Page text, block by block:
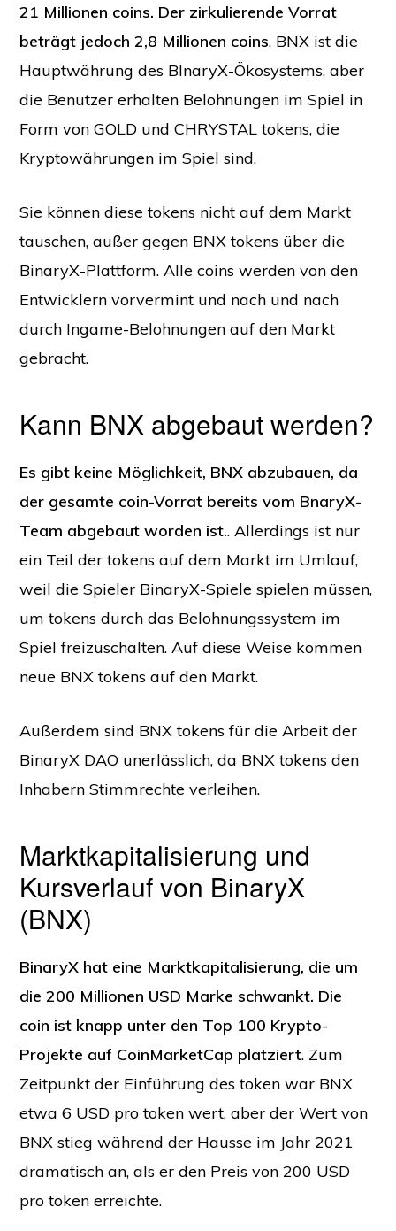
21 Millionen coins. Der zirkulierende Vorrat
beträgt jedoch 2,8 Millionen coins. BNX ist die
Hauptwährung des BInaryX-Ökosystems, aber
die Benutzer erhalten Belohnungen im Spiel in
Form von GOLD und CHRYSTAL tokens, die
Kryptowährungen im Spiel sind.
Sie können diese tokens nicht auf dem Markt
tauschen, außer gegen BNX tokens über die
BinaryX-Plattform. Alle coins werden von den
Entwicklern vorvermint und nach und nach
durch Ingame-Belohnungen auf den Markt
gebracht.
Kann BNX abgebaut werden?
Es gibt keine Möglichkeit, BNX abzubauen, da
der gesamte coin-Vorrat bereits vom BnaryX-
Team abgebaut worden ist.. Allerdings ist nur
ein Teil der tokens auf dem Markt im Umlauf,
weil die Spieler BinaryX-Spiele spielen müssen,
um tokens durch das Belohnungssystem im
Spiel freizuschalten. Auf diese Weise kommen
neue BNX tokens auf den Markt.
Außerdem sind BNX tokens für die Arbeit der
BinaryX DAO unerlässlich, da BNX tokens den
Inhabern Stimmrechte verleihen.
Marktkapitalisierung und
Kursverlauf von BinaryX
(BNX)
BinaryX hat eine Marktkapitalisierung, die um
die 200 Millionen USD Marke schwankt. Die
coin ist knapp unter den Top 100 Krypto-
Projekte auf CoinMarketCap platziert. Zum
Zeitpunkt der Einführung des token war BNX
etwa 6 USD pro token wert, aber der Wert von
BNX stieg während der Hausse im Jahr 2021
dramatisch an, als er den Preis von 200 USD
pro token erreichte.